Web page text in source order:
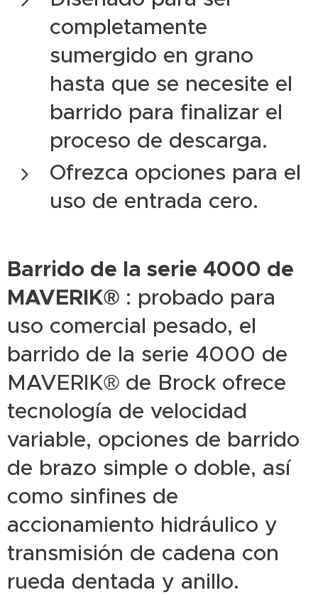
completamente
sumergido en grano
hasta que se necesite el
barrido para finalizar el
proceso de descarga.
Ofrezca opciones para el
uso de entrada cero.
Barrido de la serie 4000 de
MAVERIK® : probado para
uso comercial pesado, el
barrido de la serie 4000 de
MAVERIK® de Brock ofrece
tecnología de velocidad
variable, opciones de barrido
de brazo simple o doble, así
como sinfines de
accionamiento hidráulico y
transmisión de cadena con
rueda dentada y anillo.